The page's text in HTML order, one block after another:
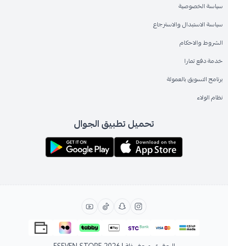
سياسة الخصوصية
سياسة الاستبدال والاسترجاع
الشروط والاحكام
خدمة دفع تمارا
برنامج التسويق بالعمولة
نظام الولاء
تحميل تطبيق الجوال